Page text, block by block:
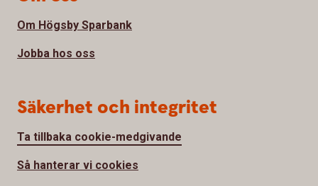
Om Högsby Sparbank
Jobba hos oss
Säkerhet och integritet
Ta tillbaka cookie-medgivande
Så hanterar vi cookies